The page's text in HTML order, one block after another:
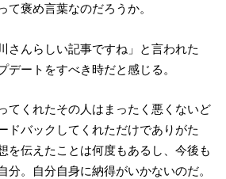
て褒め言葉なのだろうか。
さんらしい記事ですね」と言われた
デートをすべき時だと感じる。
てくれたその人はまったく悪くないど
ドバックしてくれただけでありがた
を伝えたことは何度もあるし、今後も
分。自分自身に納得がいかないのだ。